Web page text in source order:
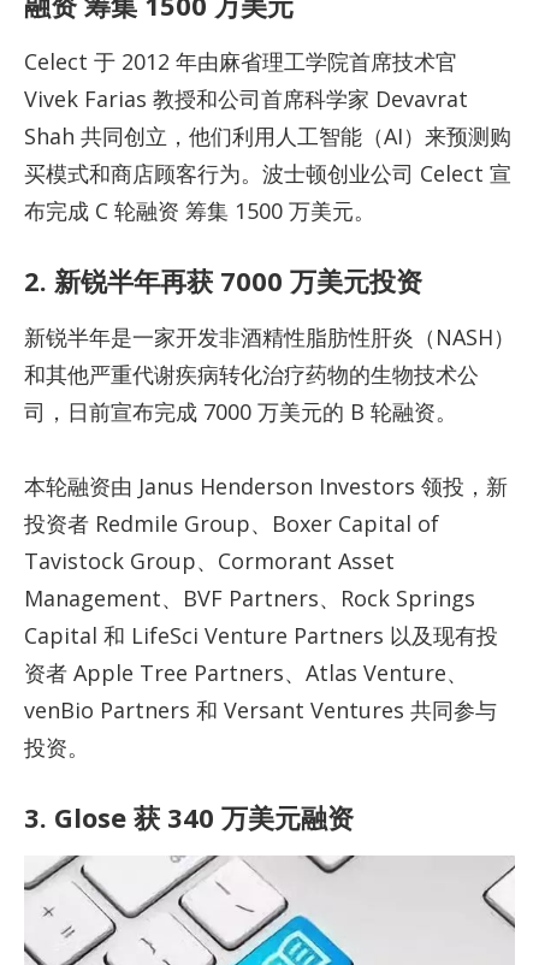
Celect 于 2012 年由麻省理工学院首席技术官
Vivek Farias 教授和公司首席科学家 Devavrat
Shah 共同创立，他们利用人工智能（AI）来预测购
买模式和商店顾客行为。波士顿创业公司 Celect 宣
布完成 C 轮融资 筹集 1500 万美元。
2. 新锐半年再获 7000 万美元投资
新锐半年是一家开发非酒精性脂肪性肝炎（NASH）
和其他严重代谢疾病转化治疗药物的生物技术公
司，日前宣布完成 7000 万美元的 B 轮融资。
本轮融资由 Janus Henderson Investors 领投，新
投资者 Redmile Group、Boxer Capital of
Tavistock Group、Cormorant Asset
Management、BVF Partners、Rock Springs
Capital 和 LifeSci Venture Partners 以及现有投
资者 Apple Tree Partners、Atlas Venture、
venBio Partners 和 Versant Ventures 共同参与
投资。
3. Glose 获 340 万美元融资